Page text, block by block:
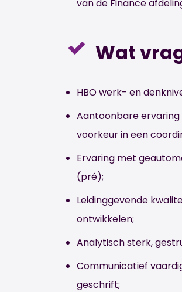
van de Finance
Wat
HBO werk- en
Aantoonbare ervaring
voorkeur in een
Ervaring met
(pré);
Leidinggevende
ontwikkelen;
Analytisch sterk,
Communicatief
geschrift;